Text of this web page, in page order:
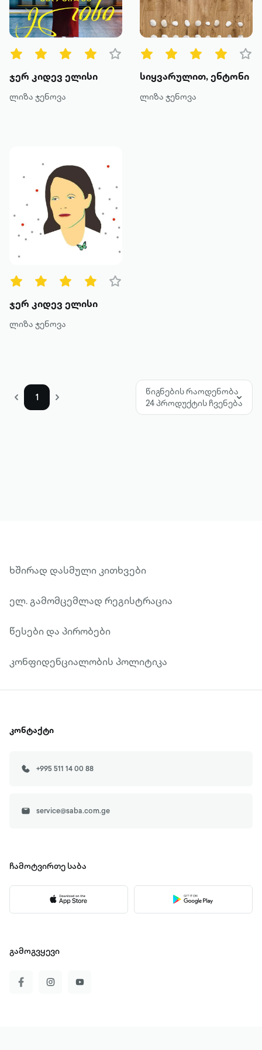
წიგნის ტიპები
ყველა
ტექსტური
ხმოვანი
რომანი
პოეზია
დოკუმენტური პროზა
მეტის ნახვა
ჯერ კიდევ ელისი
ლიზა ჯენოვა
სიყვარულით, ენტონი
ლიზა ჯენოვა
ჯერ კიდევ ელისი
ლიზა ჯენოვა
1
წიგნების რაოდენობა
24 პროდუქტის ჩვენება
ხშირად დასმული კითხვები
ელ. გამომცემლად რეგისტრაცია
წესები და პირობები
კონფიდენციალობის პოლიტიკა
კონტაქტი
+995 511 14 00 88
service@saba.com.ge
ჩამოტვირთე საბა
გამოგვყევი